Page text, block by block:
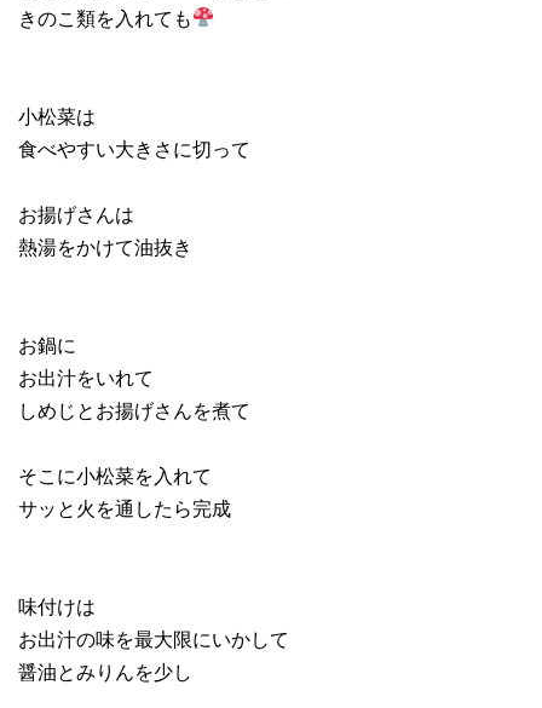
きのこ類を入れても
小松菜は
食べやすい大きさに切って
お揚げさんは
熱湯をかけて油抜き
お鍋に
お出汁をいれて
しめじとお揚げさんを煮て
そこに小松菜を入れて
サッと火を通したら完成
味付けは
お出汁の味を最大限にいかして
醤油とみりんを少し